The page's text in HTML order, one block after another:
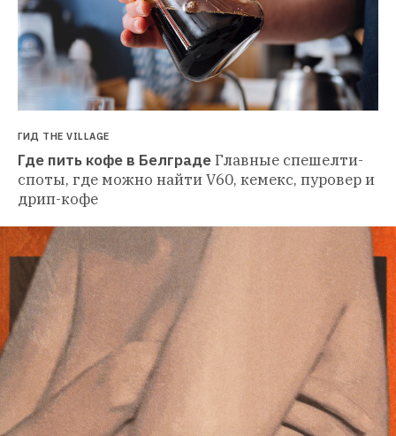
ГИД THE VILLAGE
Где пить кофе в БелградеГлавные спешелти-
споты, где можно найти V60, кемекс, пуровер и
дрип-кофе